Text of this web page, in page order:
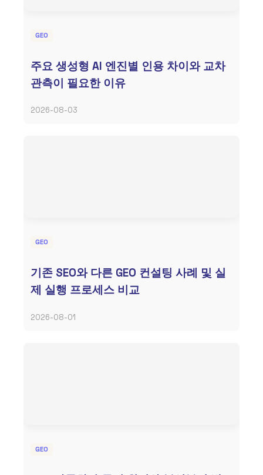
GEO
주요 생성형 AI 엔진별 인용 차이와 교차
관측이 필요한 이유
2026-08-03
GEO
기존 SEO와 다른 GEO 컨설팅 사례 및 실
제 실행 프로세스 비교
2026-08-01
GEO